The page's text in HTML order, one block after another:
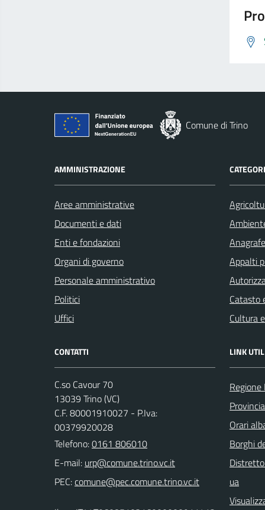
Comune di Trino
AMMINISTRAZIONE
Aree amministrative
Documenti e dati
Enti e fondazioni
Organi di governo
Personale amministrativo
Politici
Uffici
Appalti
Catasto
Cultura
CONTATTI
C.so Cavour 70
13039 Trino (VC)
C.F. 80001910027 - P.Iva:
00379920028
Telefono:0161 806010
E-mail:
PEC:
LINK
Orari
Borghi
ua